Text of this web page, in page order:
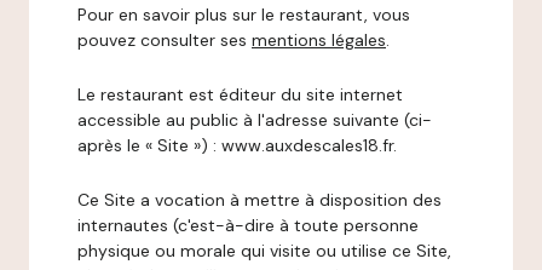
Pour en savoir plus sur le restaurant, vous
pouvez consulter ses mentions légales.
Le restaurant est éditeur du site internet
accessible au public à l'adresse suivante (ci-
après le « Site ») : www.auxdescales18.fr.
Ce Site a vocation à mettre à disposition des
internautes (c'est-à-dire à toute personne
physique ou morale qui visite ou utilise ce Site,